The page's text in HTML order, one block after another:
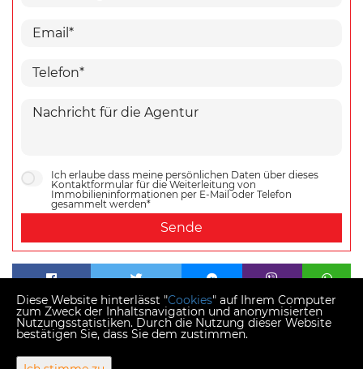
Ich erlaube dass meine persönlichen Daten über dieses
Kontaktformular für die Weiterleitung von
Immobilieninformationen per E-Mail oder Telefon
gesammelt werden*
Sende
Copyright © 2026 Momentum estates
Diese Website hinterlässt "Cookies" auf Ihrem Computer
zum Zweck der Inhaltsnavigation und anonymisierten
Nutzungsstatistiken. Durch die Nutzung dieser Website
bestätigen Sie, dass Sie dem zustimmen.